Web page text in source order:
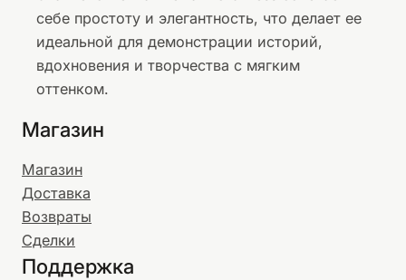
себе простоту и элегантность, что делает ее
идеальной для демонстрации историй,
вдохновения и творчества с мягким
оттенком.
Магазин
Магазин
Доставка
Возвраты
Сделки
Поддержка